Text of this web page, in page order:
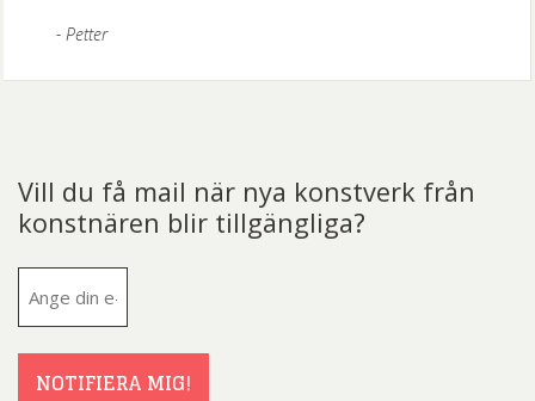
Petter
Vill du få mail när nya konstverk från
konstnären blir tillgängliga?
NOTIFIERA MIG!